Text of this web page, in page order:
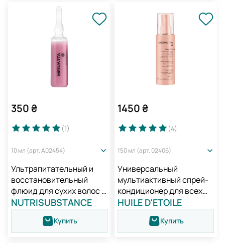
350₴
(1)
10 мл (арт. A02454)
Ультрапитательный и
восстановительный
флюид для сухих волос /
Medavita Nutrisubstance
Nutritive Repairing Hair
NUTRISUBSTANCE
Купить
1450₴
(4)
150 мл (арт. 02406)
Универсальный
мультиактивный спрей-
кондиционер для всех
типов волос / Medavita
Huile D'etoile Dreamfull
Conditioner All in One
HUILE D'ETOILE
Купить